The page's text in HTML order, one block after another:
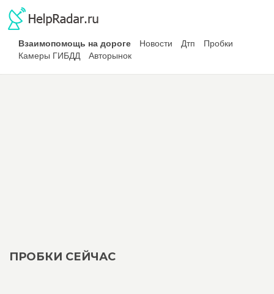
Взаимопомощь на дороге Новости Дтп
Пробки
Камеры ГИБДД
Авторынок
ПРОБКИ СЕЙЧАС